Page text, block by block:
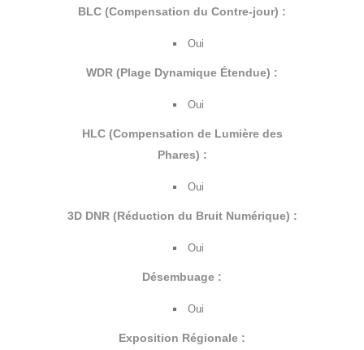
BLC (Compensation du Contre-jour) :
Oui
WDR (Plage Dynamique Étendue) :
Oui
HLC (Compensation de Lumière des
Phares) :
Oui
3D DNR (Réduction du Bruit Numérique) :
Oui
Désembuage :
Oui
Exposition Régionale :